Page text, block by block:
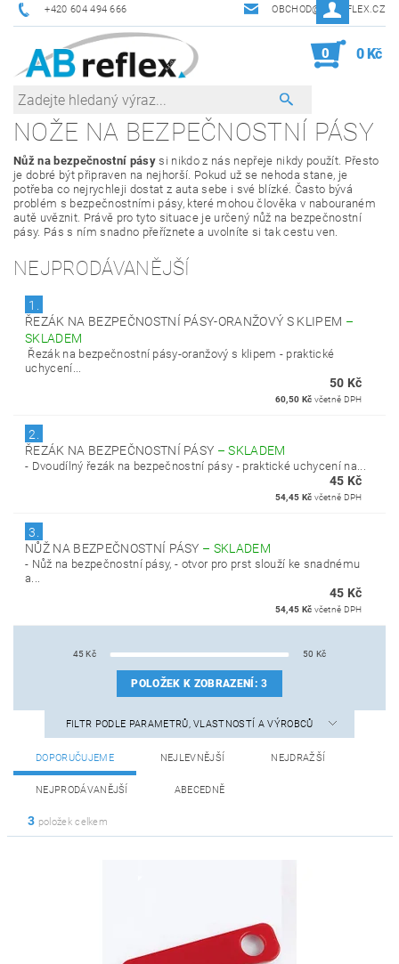
+420 604 494 666 OBCHOD@ABREFLEX.CZ
0 0 Kč
NOŽE NA BEZPEČNOSTNÍ PÁSY
Nůž na bezpečnostní pásy si nikdo z nás nepřeje nikdy použít. Přesto
je dobré být připraven na nejhorší. Pokud už se nehoda stane, je
potřeba co nejrychleji dostat z auta sebe i své blízké. Často bývá
problém s bezpečnostními pásy, které mohou člověka v nabouraném
autě uvěznit. Právě pro tyto situace je určený nůž na bezpečnostní
pásy. Pás s ním snadno přeříznete a uvolníte si tak cestu ven.
NEJPRODÁVANĚJŠÍ
1.
ŘEZÁK NA BEZPEČNOSTNÍ PÁSY-ORANŽOVÝ S KLIPEM –
SKLADEM
Řezák na bezpečnostní pásy-oranžový s klipem - praktické
uchycení...
50 Kč
60,50 Kč včetně DPH
2.
ŘEZÁK NA BEZPEČNOSTNÍ PÁSY –SKLADEM
- Dvoudílný řezák na bezpečnostní pásy - praktické uchycení na...
45 Kč
54,45 Kč včetně DPH
3.
NŮŽ NA BEZPEČNOSTNÍ PÁSY – SKLADEM
- Nůž na bezpečnostní pásy, - otvor pro prst slouží ke snadnému
a...
45 Kč
54,45 Kč včetně DPH
45Kč 50 Kč
POLOŽEK K ZOBRAZENÍ:3
FILTR PODLE PARAMETRŮ, VLASTNOSTÍ A VÝROBCŮ
DOPORUČUJEME NEJLEVNĚJŠÍ NEJDRAŽŠÍ
NEJPRODÁVANĚJŠÍ ABECEDNĚ
3 položek celkem